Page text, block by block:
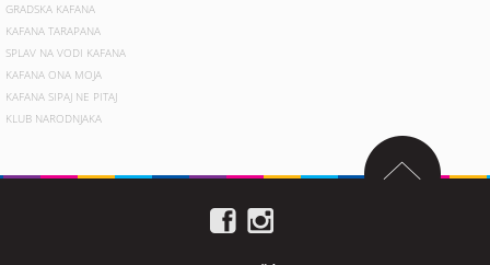
GRADSKA KAFANA
KAFANA TARAPANA
SPLAV NA VODI KAFANA
KAFANA ONA MOJA
KAFANA SIPAJ NE PITAJ
KLUB NARODNJAKA